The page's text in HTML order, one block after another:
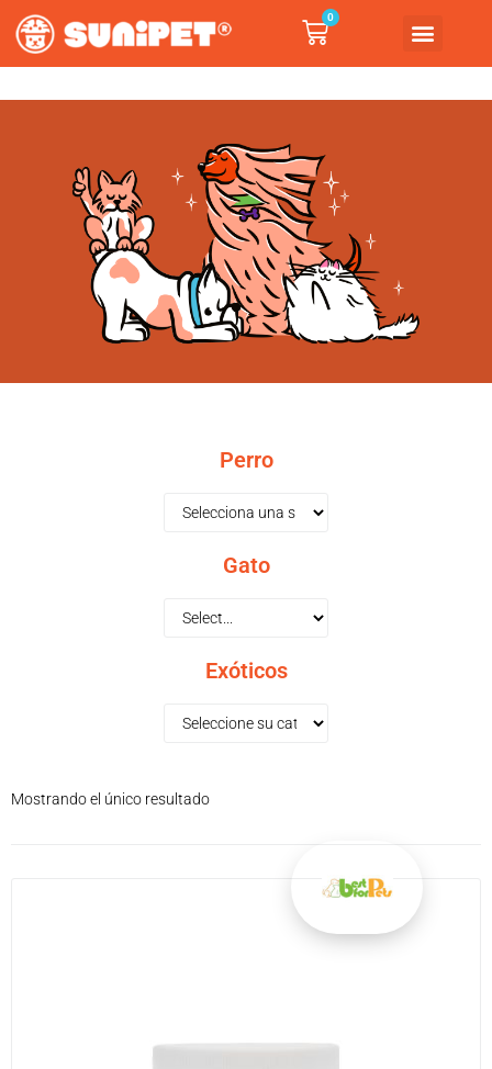
0
Perro
Gato
Exóticos
Mostrando el único resultado